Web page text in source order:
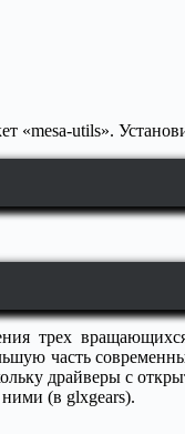
«mesa-utils».
трех
часть
драйверы с
(в glxgears).